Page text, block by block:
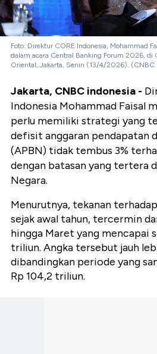
Foto: Direktur CORE Indonesia, Mohammad
dalam acara Central Banking Forum 2026, di
Oriental, Jakarta, Senin (13/4/2026). (CNBC
Jakarta, CNBC indonesia -
Indonesia Mohammad Faisal
perlu memiliki strategi yang
defisit anggaran pendapatan
(APBN) tidak tembus 3%
dengan batasan yang tertera
Negara.
Menurutnya, tekanan
sejak awal tahun, tercermin
hingga Maret yang mencapai
triliun. Angka tersebut jauh
dibandingkan periode yang
Rp 104,2 triliun.